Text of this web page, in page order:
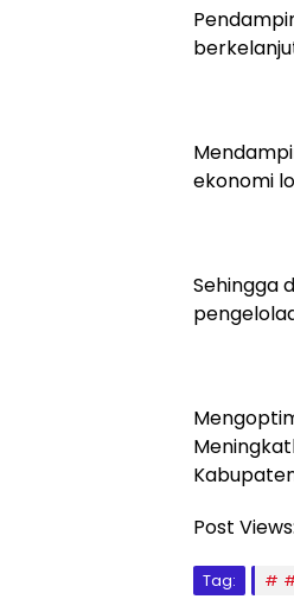
ekonomi
Sehingga
Post Views:
Tag: